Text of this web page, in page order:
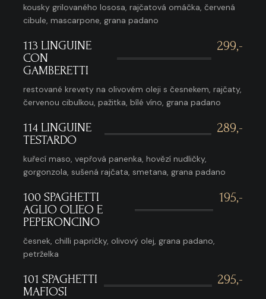
kousky grilovaného lososa, rajčatová omáčka, červená
cibule, mascarpone, grana padano
113 LINGUINE
CON
GAMBERETTI
299,-
restované krevety na olivovém oleji s česnekem, rajčaty,
červenou cibulkou, pažitka, bílé víno, grana padano
114 LINGUINE
TESTARDO
289,-
kuřecí maso, vepřová panenka, hovězí nudličky,
gorgonzola, sušená rajčata, smetana, grana padano
100 SPAGHETTI
AGLIO OLIEO E
PEPERONCINO
195,-
česnek, chilli papričky, olivový olej, grana padano,
petrželka
101 SPAGHETTI
MAFIOSI
295,-